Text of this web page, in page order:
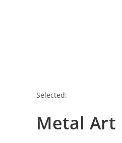
Selected:
Metal Art